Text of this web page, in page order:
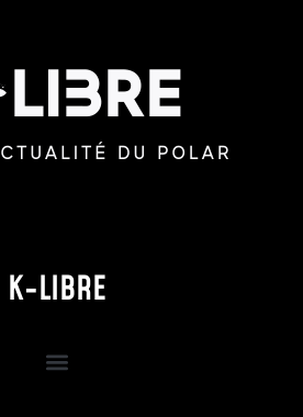
K-LIBRE